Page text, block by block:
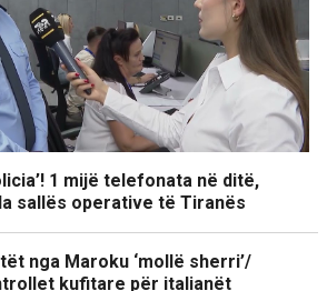
1 mijë telefonata në ditë,
sallës operative të Tiranës
nga Maroku ‘mollë sherri’/
kufitare për italianët